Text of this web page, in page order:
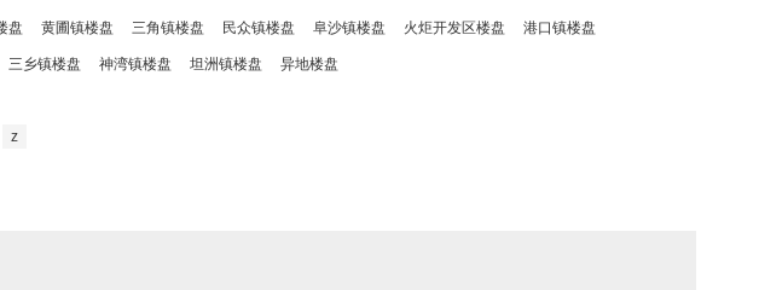
盘 黄圃镇楼盘 三角镇楼盘 民众镇楼盘 阜沙镇楼盘 火炬开发区楼盘 港口镇楼盘
三乡镇楼盘 神湾镇楼盘 坦洲镇楼盘 异地楼盘
z